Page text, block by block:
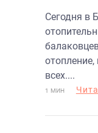
всех
Сегодня в
отопление,
всех....
1 МИН